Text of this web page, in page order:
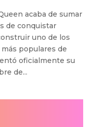
acaba de sumar
de conquistar
uno de los
populares de
oficialmente su
de...